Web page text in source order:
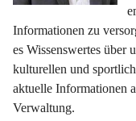
Informationen zu
es Wissenswertes über
kulturellen und
aktuelle Informationen
Verwaltung.